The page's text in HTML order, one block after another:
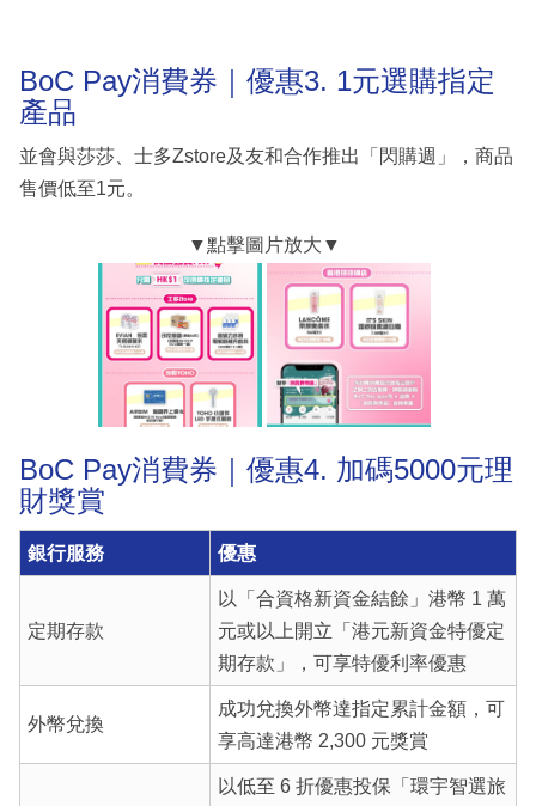
BoC Pay消費券｜優惠3. 1元選購指定
產品
並會與莎莎、士多Zstore及友和合作推出「閃購週」，商品
售價低至1元。
BoC Pay消費券｜優惠4. 加碼5000元理
財獎賞
銀行服務 優惠
定期存款
以「合資格新資金結餘」港幣 1 萬
元或以上開立「港元新資金特優定
期存款」，可享特優利率優惠
外幣兌換
成功兌換外幣達指定累計金額，可
享高達港幣 2,300 元獎賞
以低至 6 折優惠投保「環宇智選旅